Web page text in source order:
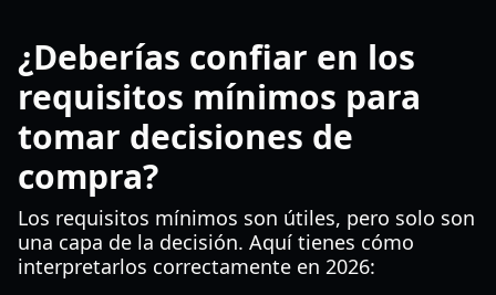
¿Deberías confiar en los
requisitos mínimos para
tomar decisiones de
compra?
Los requisitos mínimos son útiles, pero solo son
una capa de la decisión. Aquí tienes cómo
interpretarlos correctamente en 2026: